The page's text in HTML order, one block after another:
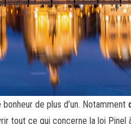
de plus d’un. Notamment
tout ce qui concerne la loi Pinel